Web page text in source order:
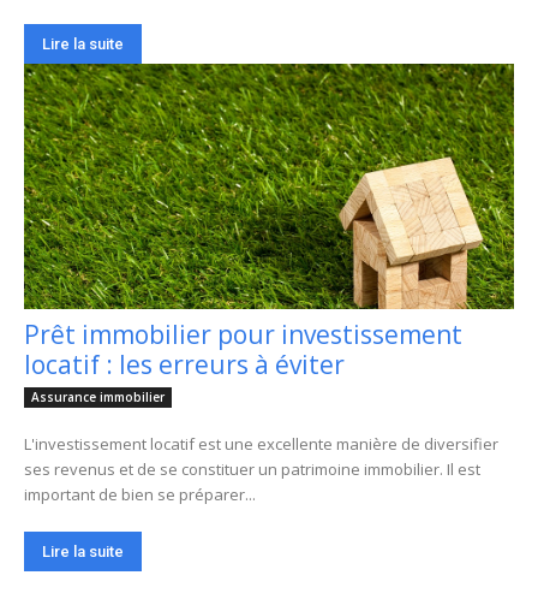
Lire la suite
Prêt immobilier pour investissement
locatif : les erreurs à éviter
Assurance immobilier
L'investissement locatif est une excellente manière de diversifier
ses revenus et de se constituer un patrimoine immobilier. Il est
important de bien se préparer...
Lire la suite